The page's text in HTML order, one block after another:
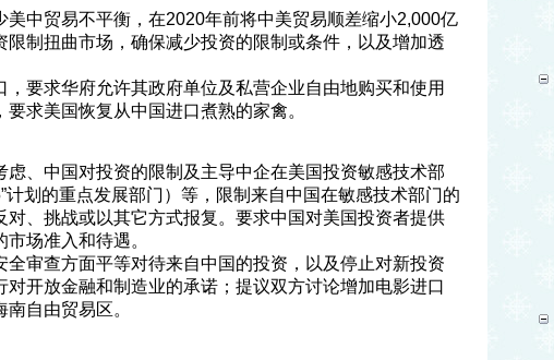
美中贸易不平衡，在2020年前将中美贸易顺差缩小2,000亿
限制扭曲市场，确保减少投资的限制或条件，以及增加透
，要求华府允许其政府单位及私营企业自由地购买和使用
求美国恢复从中国进口煮熟的家禽。
虑、中国对投资的限制及主导中企在美国投资敏感技术部
计划的重点发展部门）等，限制来自中国在敏感技术部门的
对、挑战或以其它方式报复。要求中国对美国投资者提供
场准入和待遇。
全审查方面平等对待来自中国的投资，以及停止对新投资
对开放金融和制造业的承诺；提议双方讨论增加电影进口
自由贸易区。